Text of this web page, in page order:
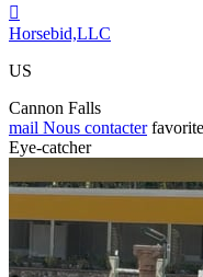

Horsebid,LLC
US
Cannon Falls
mail Nous contacter favorite
Eye-catcher